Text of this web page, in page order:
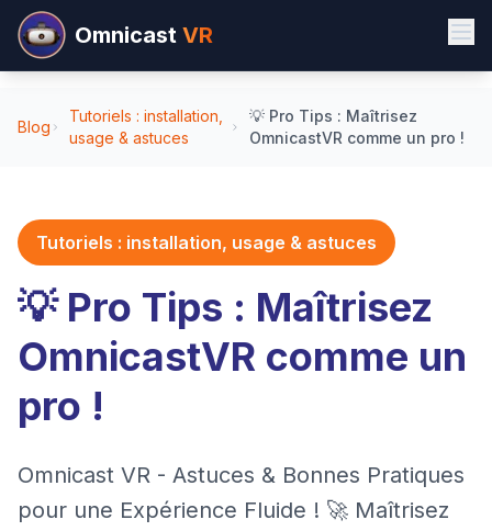
Omnicast VR
Blog
Tutoriels : installation,
usage & astuces
💡 Pro Tips : Maîtrisez
OmnicastVR comme un pro !
Tutoriels : installation, usage & astuces
💡 Pro Tips : Maîtrisez
OmnicastVR comme un
pro !
Omnicast VR - Astuces & Bonnes Pratiques
pour une Expérience Fluide ! 🚀 Maîtrisez